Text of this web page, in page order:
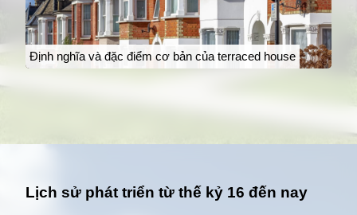
Định nghĩa và đặc điểm cơ bản của terraced house
Lịch sử phát triển từ thế kỷ 16 đến nay